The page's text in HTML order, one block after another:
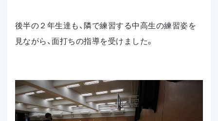
後半の２年生達も、隣で練習する中高生の練習姿を
見ながら、面打ちの指導を受けました。